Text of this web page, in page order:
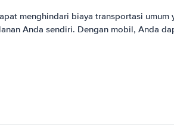
menghindari biaya transportasi
Anda sendiri. Dengan mobil, Anda